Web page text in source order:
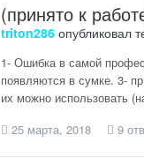
(принято к
triton286опубликовал
1- Ошибка в самой
появляются в сумке. 3-
их можно использовать
25 марта, 2018
9